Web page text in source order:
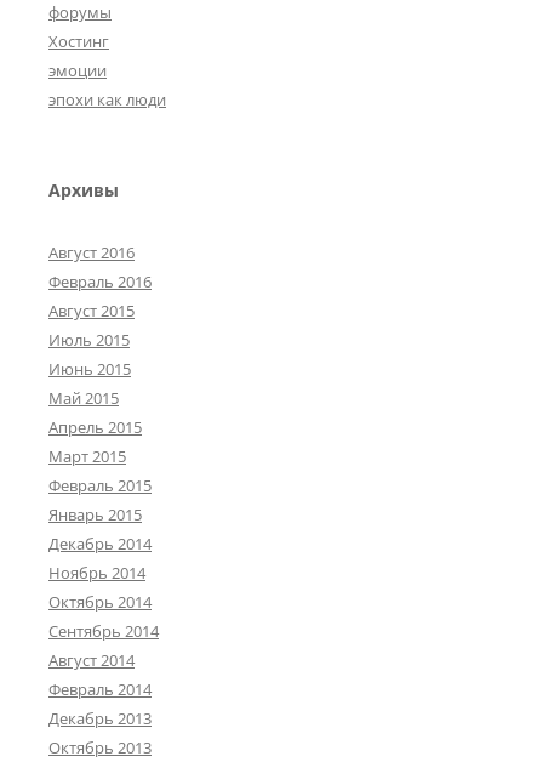
форумы
Хостинг
эмоции
эпохи как люди
Архивы
Август 2016
Февраль 2016
Август 2015
Июль 2015
Июнь 2015
Май 2015
Апрель 2015
Март 2015
Февраль 2015
Январь 2015
Декабрь 2014
Ноябрь 2014
Октябрь 2014
Сентябрь 2014
Август 2014
Февраль 2014
Декабрь 2013
Октябрь 2013